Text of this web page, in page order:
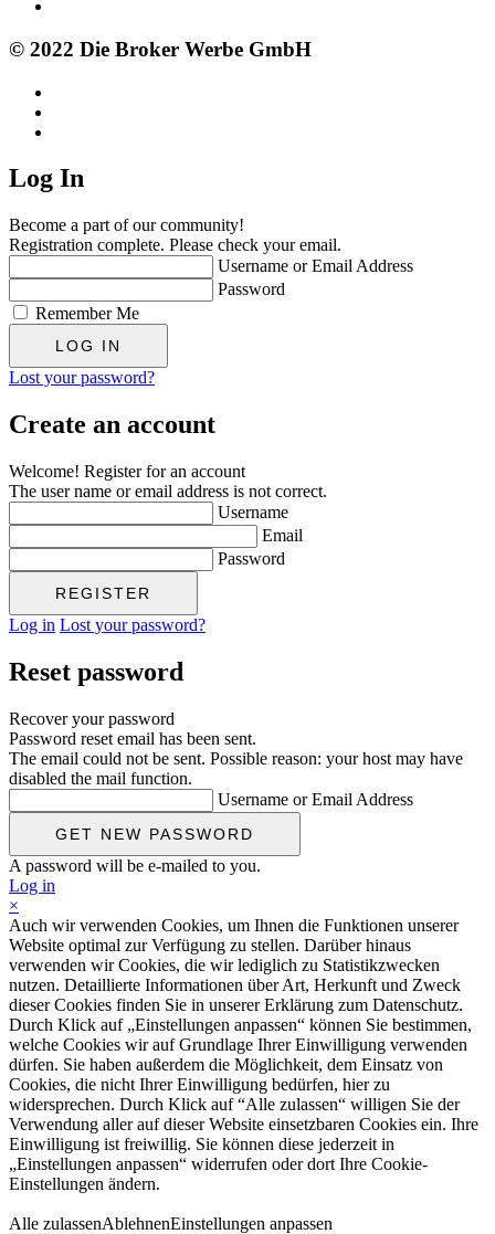
© 2022 Die Broker Werbe GmbH
Log In
Become a part of our community!
Registration complete. Please check your email.
Username or Email Address
Password
Remember Me
Lost your password?
Create an account
Welcome! Register for an account
The user name or email address is not correct.
Username
Email
Password
Log in Lost your password?
Reset password
Recover your password
Password reset email has been sent.
The email could not be sent. Possible reason: your host may have
disabled the mail function.
Username or Email Address
A password will be e-mailed to you.
Log in
×
Auch wir verwenden Cookies, um Ihnen die Funktionen unserer
Website optimal zur Verfügung zu stellen. Darüber hinaus
verwenden wir Cookies, die wir lediglich zu Statistikzwecken
nutzen. Detaillierte Informationen über Art, Herkunft und Zweck
dieser Cookies finden Sie in unserer Erklärung zum Datenschutz.
Durch Klick auf „Einstellungen anpassen“ können Sie bestimmen,
welche Cookies wir auf Grundlage Ihrer Einwilligung verwenden
dürfen. Sie haben außerdem die Möglichkeit, dem Einsatz von
Cookies, die nicht Ihrer Einwilligung bedürfen, hier zu
widersprechen. Durch Klick auf “Alle zulassen“ willigen Sie der
Verwendung aller auf dieser Website einsetzbaren Cookies ein. Ihre
Einwilligung ist freiwillig. Sie können diese jederzeit in
„Einstellungen anpassen“ widerrufen oder dort Ihre Cookie-
Einstellungen ändern.
Alle zulassenAblehnenEinstellungen anpassen